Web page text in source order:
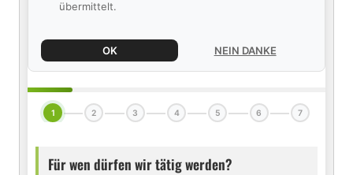
übermittelt.
OK NEIN DANKE
1 2 3 4 5 6 7
Für wen dürfen wir tätig werden?